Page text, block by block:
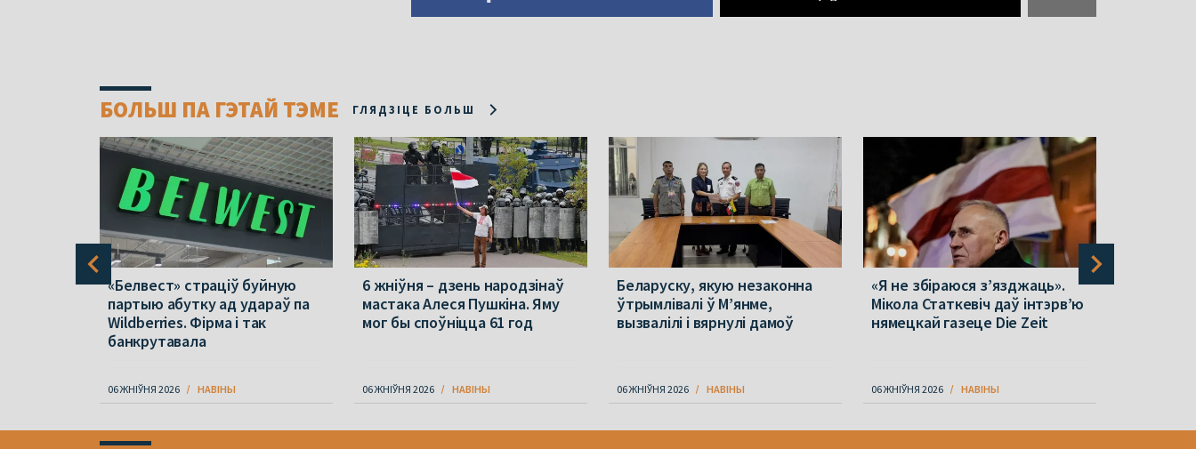
БОЛЬШ ПА ГЭТАЙ ТЭМЕ ГЛЯДЗІЦЕ БОЛЬШ
«Белвест» страціў буйную
партыю абутку ад удараў па
Wildberries. Фірма і так
банкрутавала
06 ЖНІЎНЯ 2026 НАВІНЫ
6 жніўня – дзень народзінаў
мастака Алеся Пушкіна. Яму
мог бы споўніцца 61 год
06 ЖНІЎНЯ 2026 НАВІНЫ
Беларуску, якую незаконна
ўтрымлівалі ў М’янме,
вызвалілі і вярнулі дамоў
06 ЖНІЎНЯ 2026 НАВІНЫ
«Я не збіраюся з’язджаць».
Мікола Статкевіч даў інтэрв’ю
нямецкай газеце Die Zeit
06 ЖНІЎНЯ 2026 НАВІНЫ